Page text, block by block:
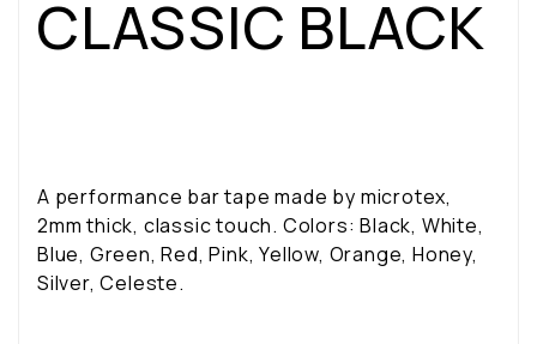
CLASSIC BLACK
A performance bar tape made by microtex,
2mm thick, classic touch. Colors: Black, White,
Blue, Green, Red, Pink, Yellow, Orange, Honey,
Silver, Celeste.